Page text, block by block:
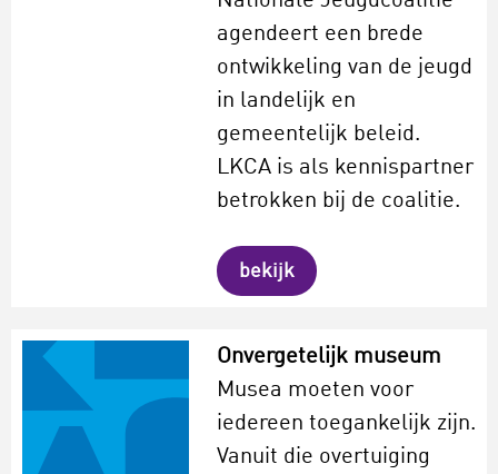
agendeert een brede
ontwikkeling van de jeugd
in landelijk en
gemeentelijk beleid.
LKCA is als kennispartner
betrokken bij de coalitie.
bekijk
Onvergetelijk museum
Musea moeten voor
iedereen toegankelijk zijn.
Vanuit die overtuiging